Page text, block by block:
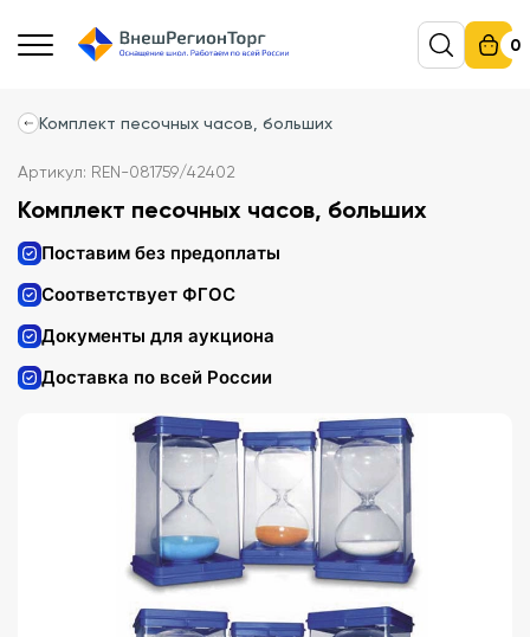
0
Комплект песочных часов, больших
Артикул: REN-081759/42402
Комплект песочных часов, больших
Поставим без предоплаты
Соответствует ФГОС
Документы для аукциона
Доставка по всей России